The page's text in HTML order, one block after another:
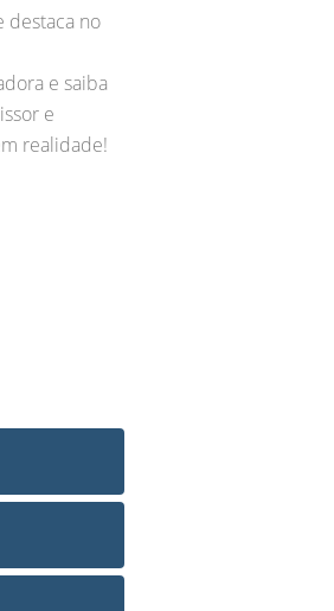
destaca no
e saiba
e
realidade!